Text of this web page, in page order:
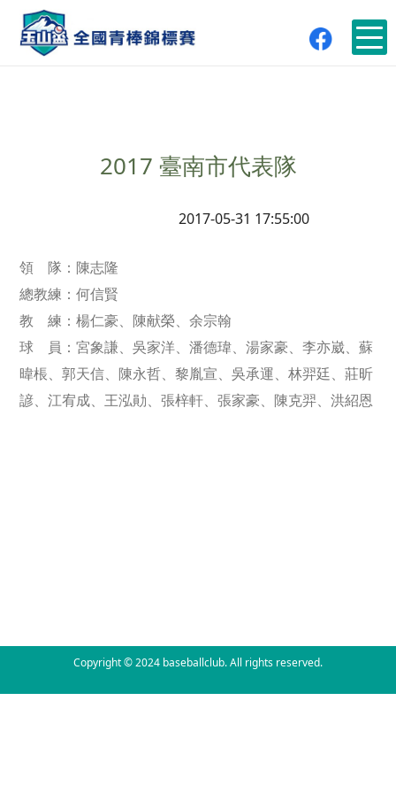
2017 臺南市代表隊
2017-05-31 17:55:00
領 隊：陳志隆
總教練：何信賢
教 練：楊仁豪、陳献榮、余宗翰
球 員：宮象謙、吳家洋、潘德瑋、湯家豪、李亦崴、蘇
暐棖、郭天信、陳永哲、黎胤宣、吳承運、林羿廷、莊昕
諺、江宥成、王泓勛、張梓軒、張家豪、陳克羿、洪紹恩
Copyright © 2024 baseballclub. All rights reserved.